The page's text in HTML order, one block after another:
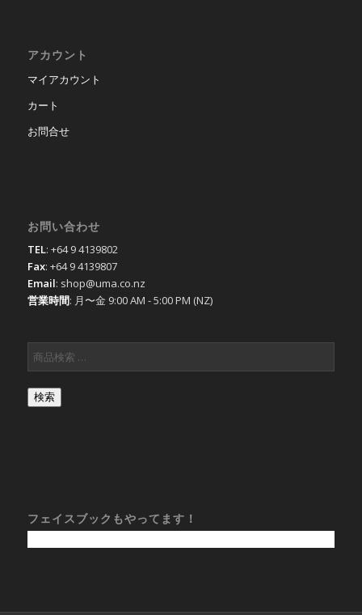
アカウント
マイアカウント
カート
お問合せ
お問い合わせ
TEL: +64 9 4139802
Fax: +64 9 4139807
Email: shop@uma.co.nz
営業時間: 月〜金 9:00 AM - 5:00 PM (NZ)
検索
フェイスブックもやってます！